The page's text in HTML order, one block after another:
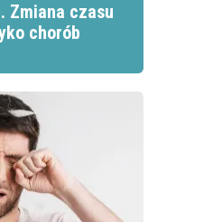
Zmiana czasu
chorób